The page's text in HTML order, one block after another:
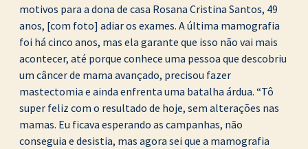
motivos para a dona de casa Rosana Cristina Santos, 49
anos, [com foto] adiar os exames. A última mamografia
foi há cinco anos, mas ela garante que isso não vai mais
acontecer, até porque conhece uma pessoa que descobriu
um câncer de mama avançado, precisou fazer
mastectomia e ainda enfrenta uma batalha árdua. “Tô
super feliz com o resultado de hoje, sem alterações nas
mamas. Eu ficava esperando as campanhas, não
conseguia e desistia, mas agora sei que a mamografia